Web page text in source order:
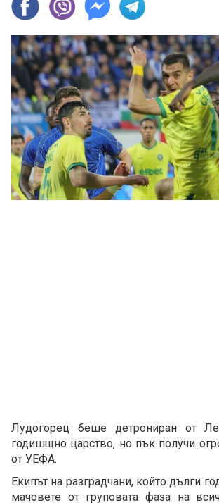
Лудогорец беше детрониран от
годишщно царство, но пък получи
от УЕФА.
Екипът на разградчани, който дълги
мачовете от груповата фаза на